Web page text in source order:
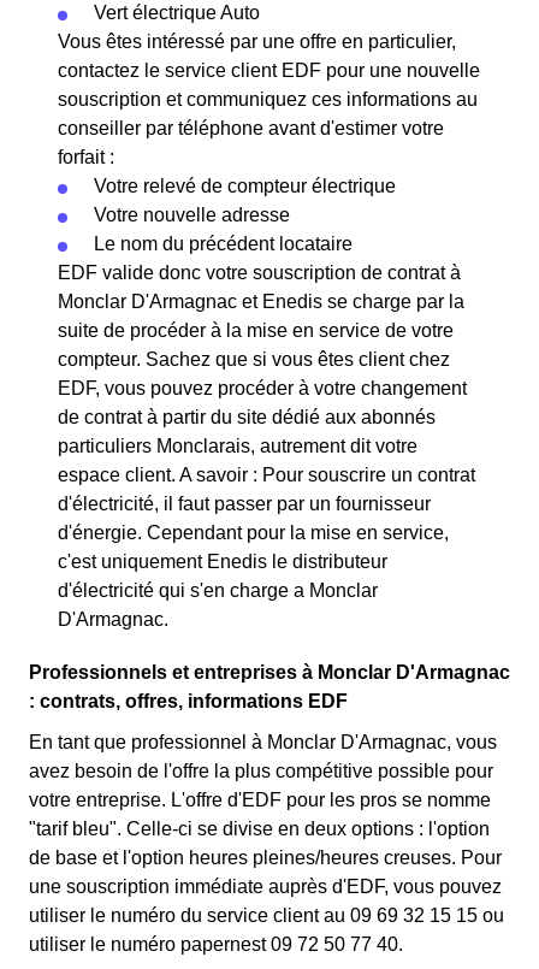
Vert électrique Auto
Vous êtes intéressé par une offre en particulier,
contactez le service client EDF pour une nouvelle
souscription et communiquez ces informations au
conseiller par téléphone avant d'estimer votre
forfait :
Votre relevé de compteur électrique
Votre nouvelle adresse
Le nom du précédent locataire
EDF valide donc votre souscription de contrat à
Monclar D'Armagnac et Enedis se charge par la
suite de procéder à la mise en service de votre
compteur. Sachez que si vous êtes client chez
EDF, vous pouvez procéder à votre changement
de contrat à partir du site dédié aux abonnés
particuliers Monclarais, autrement dit votre
espace client. A savoir : Pour souscrire un contrat
d'électricité, il faut passer par un fournisseur
d'énergie. Cependant pour la mise en service,
c'est uniquement Enedis le distributeur
d'électricité qui s'en charge a Monclar
D'Armagnac.
Professionnels et entreprises à Monclar D'Armagnac
: contrats, offres, informations EDF
En tant que professionnel à Monclar D'Armagnac, vous
avez besoin de l'offre la plus compétitive possible pour
votre entreprise. L'offre d'EDF pour les pros se nomme
"tarif bleu". Celle-ci se divise en deux options : l'option
de base et l'option heures pleines/heures creuses. Pour
une souscription immédiate auprès d'EDF, vous pouvez
utiliser le numéro du service client au 09 69 32 15 15 ou
utiliser le numéro papernest 09 72 50 77 40.